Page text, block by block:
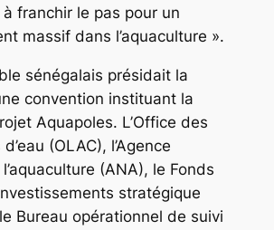
franchir le pas pour un
massif dans l’aquaculture ».
sénégalais présidait la
convention instituant la
Aquapoles. L’Office des
(OLAC), l’Agence
(ANA), le Fonds
stratégique
Bureau opérationnel de suivi